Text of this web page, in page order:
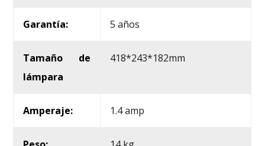
Garantía: 5 años
Tamaño de
lámpara
418*243*182mm
Amperaje: 1.4 amp